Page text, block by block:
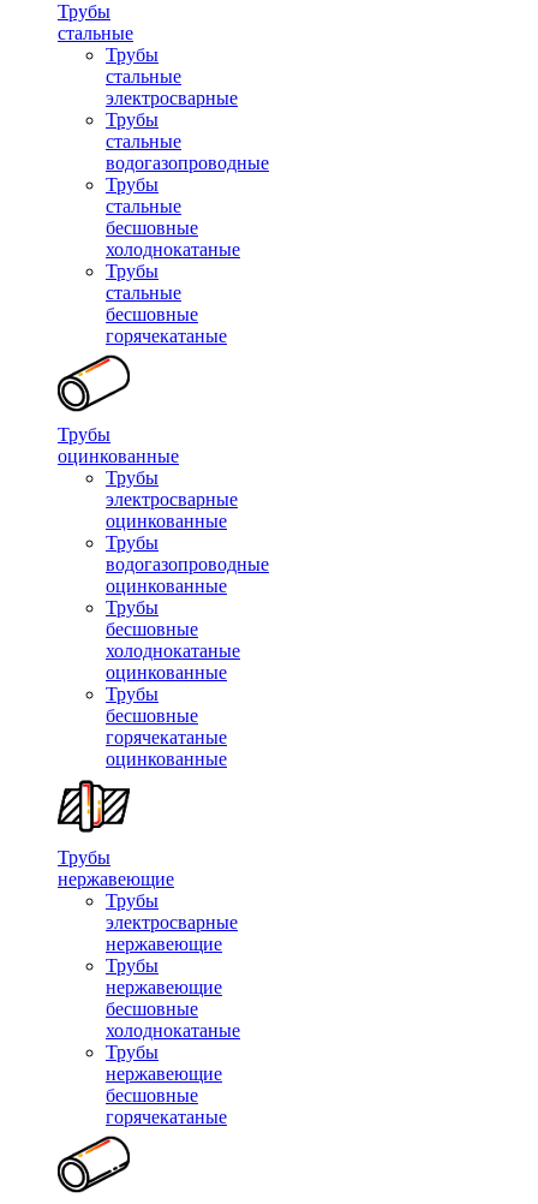
Трубы
стальные
Трубы
стальные
электросварные
Трубы
стальные
водогазопроводные
Трубы
стальные
бесшовные
холоднокатаные
Трубы
стальные
бесшовные
горячекатаные
Трубы
оцинкованные
Трубы
электросварные
оцинкованные
Трубы
водогазопроводные
оцинкованные
Трубы
бесшовные
холоднокатаные
оцинкованные
Трубы
бесшовные
горячекатаные
оцинкованные
Трубы
нержавеющие
Трубы
электросварные
нержавеющие
Трубы
нержавеющие
бесшовные
холоднокатаные
Трубы
нержавеющие
бесшовные
горячекатаные